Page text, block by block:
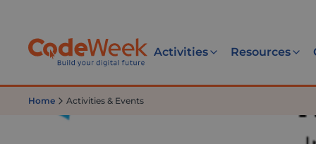
Activities Resources
Home Activities & Events